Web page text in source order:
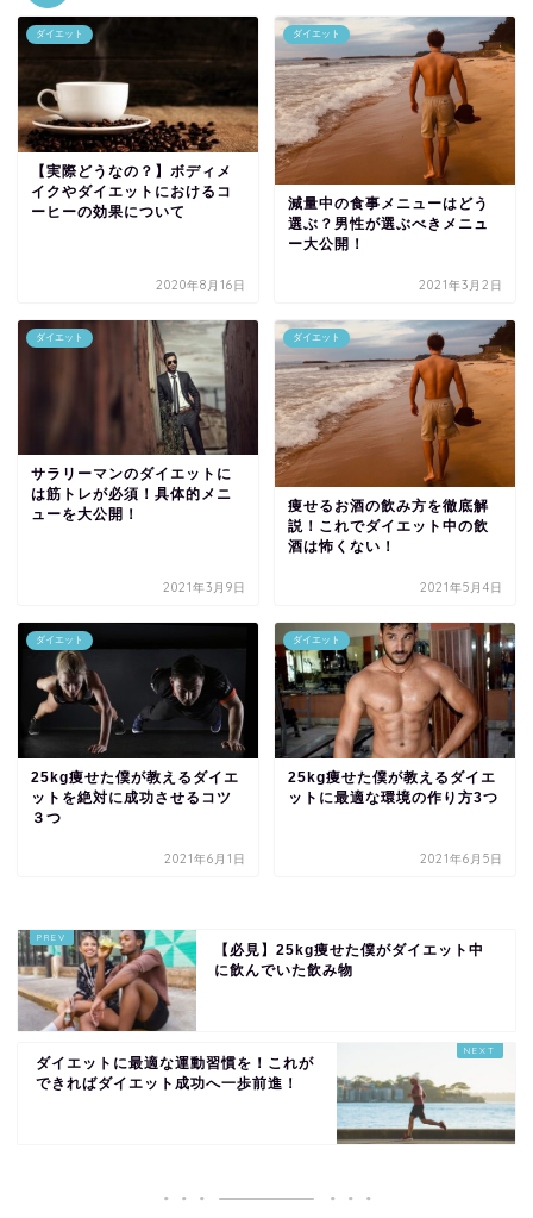
ダイエット
【実際どうなの？】ボディメ
イクやダイエットにおけるコ
ーヒーの効果について
2020年8月16日
ダイエット
減量中の食事メニューはどう
選ぶ？男性が選ぶべきメニュ
ー大公開！
2021年3月2日
ダイエット
サラリーマンのダイエットに
は筋トレが必須！具体的メニ
ューを大公開！
2021年3月9日
ダイエット
痩せるお酒の飲み方を徹底解
説！これでダイエット中の飲
酒は怖くない！
2021年5月4日
ダイエット
25kg痩せた僕が教えるダイエ
ットを絶対に成功させるコツ
３つ
2021年6月1日
ダイエット
25kg痩せた僕が教えるダイエ
ットに最適な環境の作り方3つ
2021年6月5日
【必見】25kg痩せた僕がダイエット中
に飲んでいた飲み物
ダイエットに最適な運動習慣を！これが
できればダイエット成功へ一歩前進！